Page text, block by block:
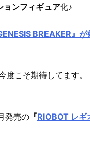
ョンフィギュア化♪
BREAKER』が
度こそ期待してます。
発売の 『RIOBOT レギ